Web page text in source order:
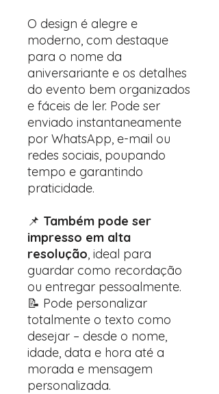
O design é alegre e
moderno, com destaque
para o nome da
aniversariante e os detalhes
do evento bem organizados
e fáceis de ler. Pode ser
enviado instantaneamente
por WhatsApp, e-mail ou
redes sociais, poupando
tempo e garantindo
praticidade.
📌 Também pode ser
impresso em alta
resolução, ideal para
guardar como recordação
ou entregar pessoalmente.
📝 Pode personalizar
totalmente o texto como
desejar – desde o nome,
idade, data e hora até a
morada e mensagem
personalizada.